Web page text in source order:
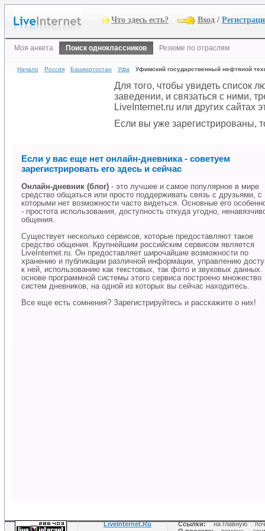
Что здесь есть? Вход /
Моя анкета Поиск одноклассников Резюме по отраслям
Начало Россия Башкортостан Уфа Уфимский государственный нефтяной
Для того, чтобы увидеть список
заведении, и связаться с ними,
LiveInternet.ru или других сайтах
Если вы уже зарегистрированы,
Если у вас еще нет онлайн-дневника - советуем
зарегистрировать его здесь и сейчас
Онлайн-дневник (блог) - это лучшее и самое популярное в мире
средство общаться или просто поддерживать связь с друзьями, с
которыми нет возможности часто видеться. Основные его
- простота использования, доступность откуда угодно,
общения.
Существует несколько сервисов, которые предоставляют такое
средство общения. Крупнейшим российским сервисом является
LiveInternet.ru. Он предоставляет широчайшие возможности по
хранению и публикации различной информации, управлению
к ней, использованию как текстовых, так фото и звуковых
основе программной системы этого сервиса построено множество
систем дневников, на одной из которых вы сейчас находитесь.
Все еще есть сомнения? Зарегистрируйтесь и расскажите о них!
LiveInternet.Ru Ссылки: на главную |